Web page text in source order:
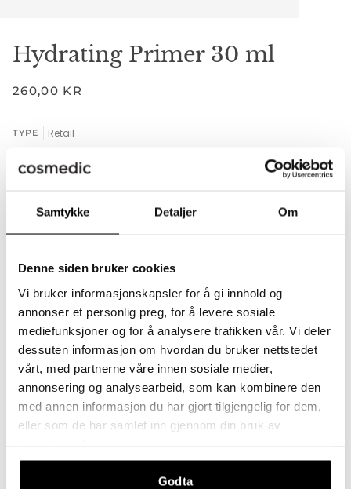
Samtykke Detaljer Om
Denne siden bruker cookies
Vi bruker informasjonskapsler for å gi innhold og
annonser et personlig preg, for å levere sosiale
mediefunksjoner og for å analysere trafikken vår. Vi deler
dessuten informasjon om hvordan du bruker nettstedet
vårt, med partnerne våre innen sosiale medier,
annonsering og analysearbeid, som kan kombinere den
med annen informasjon du har gjort tilgjengelig for dem,
eller som de har samlet inn gjennom din bruk av
Godta
Hydrating Primer 30 ml
260,00 KR
TYPE Retail
RETAIL
+
Legger til i handlekurven
Lagt til i handlekurven
LEGG I HANDLEKURVEN 260,00 KR
BESKRIVELSE